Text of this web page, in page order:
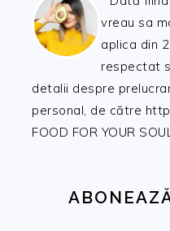
vreau sa
aplica din
respectat
detalii despre
personal, de către
FOOD FOR YOUR